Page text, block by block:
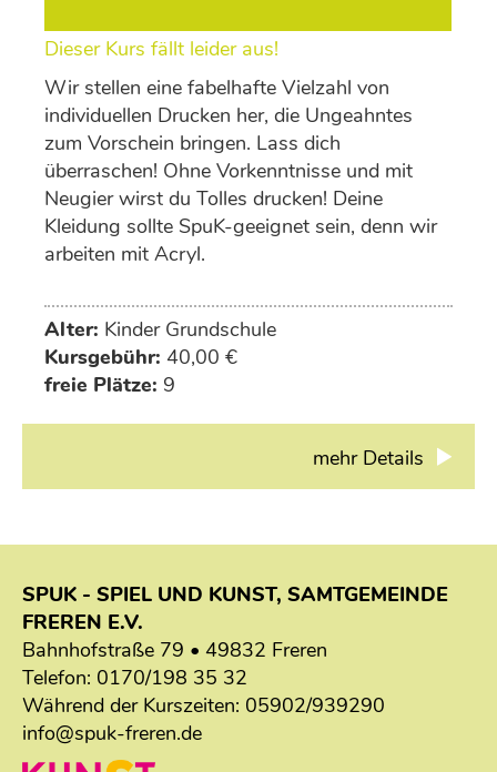
Dieser Kurs fällt leider aus!
Wir stellen eine fabelhafte Vielzahl von
individuellen Drucken her, die Ungeahntes
zum Vorschein bringen. Lass dich
überraschen! Ohne Vorkenntnisse und mit
Neugier wirst du Tolles drucken! Deine
Kleidung sollte SpuK-geeignet sein, denn wir
arbeiten mit Acryl.
Alter: Kinder Grundschule
Kursgebühr: 40,00 €
freie Plätze: 9
mehr Details
SPUK - SPIEL UND KUNST, SAMTGEMEINDE
FREREN E.V.
Bahnhofstraße 79 • 49832 Freren
Telefon: 0170/198 35 32
Während der Kurszeiten: 05902/939290
info@spuk-freren.de